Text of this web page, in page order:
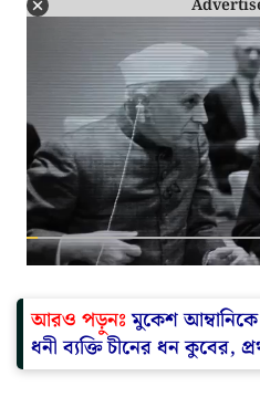
আরও পড়ুনঃমুকেশ আম্বানিকে
ধনী ব্যক্তি চীনের ধন কুবের,